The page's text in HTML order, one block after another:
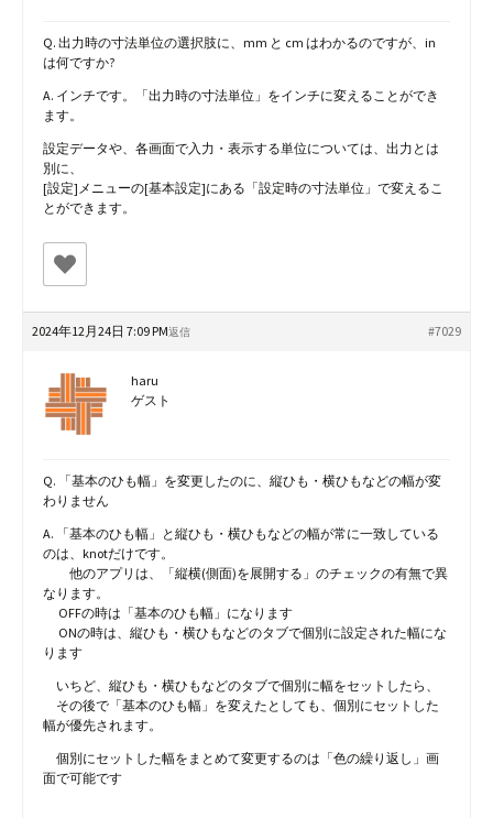
Q. 出力時の寸法単位の選択肢に、mm と cm はわかるのですが、in
は何ですか?
A. インチです。「出力時の寸法単位」をインチに変えることができ
ます。
設定データや、各画面で入力・表示する単位については、出力とは
別に、
[設定]メニューの[基本設定]にある「設定時の寸法単位」で変えるこ
とができます。
2024年12月24日 7:09 PM #7029
返信
haru
ゲスト
Q. 「基本のひも幅」を変更したのに、縦ひも・横ひもなどの幅が変
わりません
A. 「基本のひも幅」と縦ひも・横ひもなどの幅が常に一致している
のは、knotだけです。
他のアプリは、「縦横(側面)を展開する」のチェックの有無で異
なります。
OFFの時は「基本のひも幅」になります
ONの時は、縦ひも・横ひもなどのタブで個別に設定された幅にな
ります
いちど、縦ひも・横ひもなどのタブで個別に幅をセットしたら、
その後で「基本のひも幅」を変えたとしても、個別にセットした
幅が優先されます。
個別にセットした幅をまとめて変更するのは「色の繰り返し」画
面で可能です